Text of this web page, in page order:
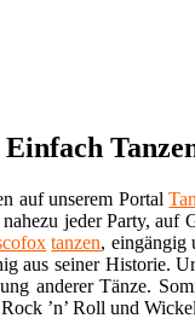
auf unserem Portal
jeder Party, auf
tanzen, eingängig
aus seiner Historie.
anderer Tänze.
’n’ Roll und